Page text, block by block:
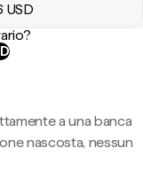
USD
a una banca
nascosta, nessun